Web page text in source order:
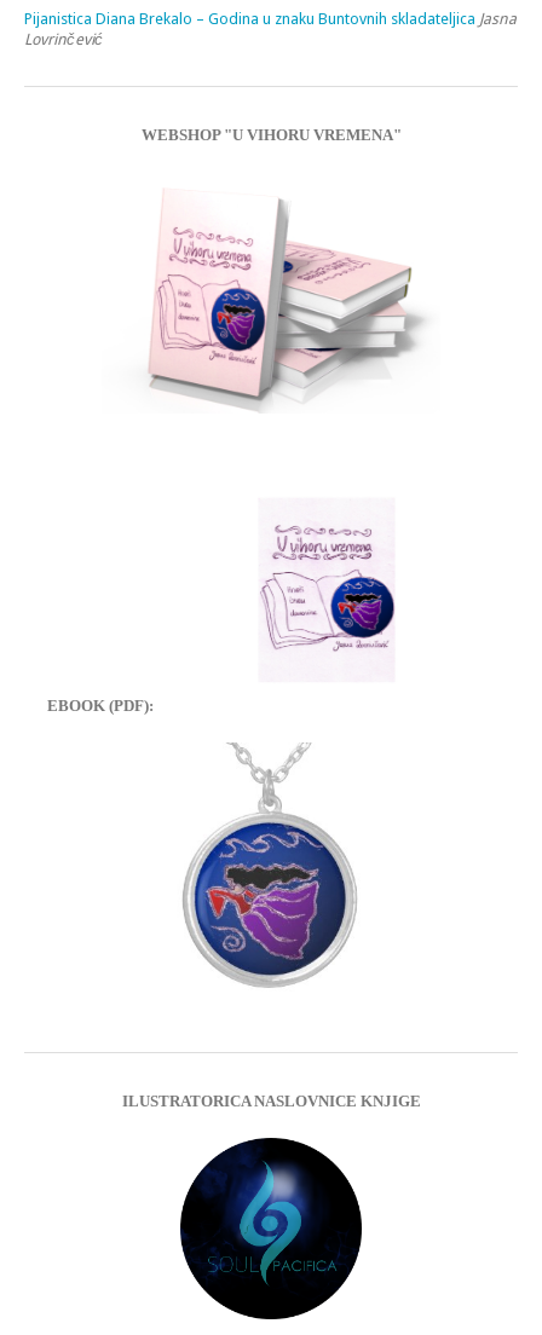
Pijanistica Diana Brekalo – Godina u znaku Buntovnih skladateljica Jasna
Lovrinčević
WEBSHOP "U VIHORU VREMENA"
EBOOK (PDF):
ILUSTRATORICA NASLOVNICE KNJIGE